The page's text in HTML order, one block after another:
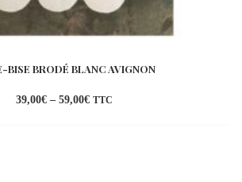
BISE BRODÉ BLANC AVIGNON
39,00€ – 59,00€ TTC